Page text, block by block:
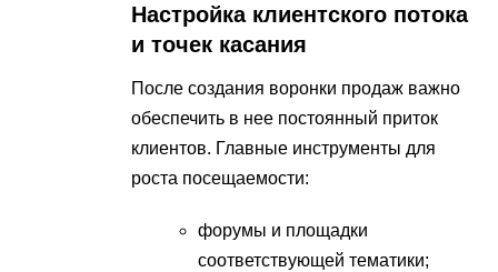
Настройка клиентского потока
и точек касания
После создания воронки продаж важно
обеспечить в нее постоянный приток
клиентов. Главные инструменты для
роста посещаемости:
форумы и площадки
соответствующей тематики;